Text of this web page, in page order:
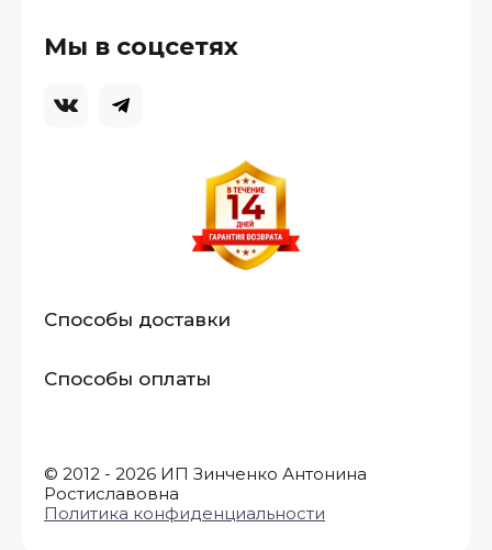
© 2012 - 2026 ИП Зинченко Антонина
Ростиславовна
Политика конфиденциальности
Мы в соцсетях
Способы доставки
Способы оплаты